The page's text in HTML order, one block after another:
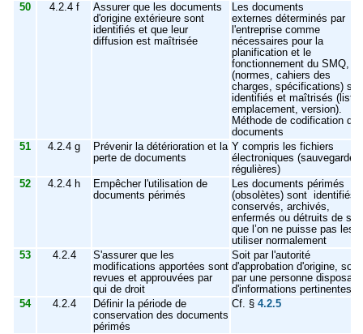
50
4.2.4 f
Assurer que les documents
d'origine extérieure sont
identifiés et que leur
diffusion est maîtrisée
Les documents
externes déterminés par
l'entreprise comme
nécessaires pour la
planification et le
fonctionnement du SMQ,
(normes, cahiers des
charges, spécifications)
identifiés et maîtrisés (liste,
emplacement, version).
Méthode de codification des
documents
51
4.2.4 g
Prévenir la détérioration et la
perte de documents
Y compris les fichiers
électroniques (sauvegardes
régulières)
52
4.2.4 h
Empêcher l'utilisation de
documents périmés
Les documents périmés
(obsolètes) sont identifiés,
conservés, archivés,
enfermés ou détruits de
que l’on ne puisse pas les
utiliser normalement
53
4.2.4
S'assurer que les
modifications apportées sont
revues et approuvées par
qui de droit
Soit par l'autorité
d'approbation d'origine, soit
par une personne disposant
d'informations pertinentes
54
4.2.4
Définir la période de
conservation des documents
périmés
Cf. § 4.2.5